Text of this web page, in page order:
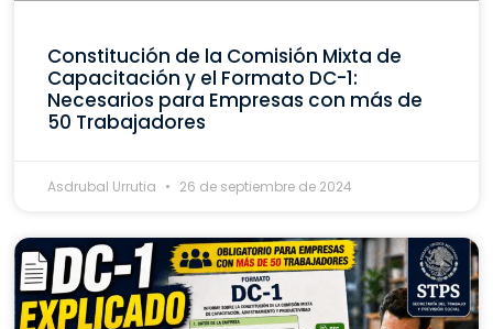
Constitución de la Comisión Mixta de
Capacitación y el Formato DC-1:
Necesarios para Empresas con más de
50 Trabajadores
Asdrubal Urrutia 26 de septiembre de 2024